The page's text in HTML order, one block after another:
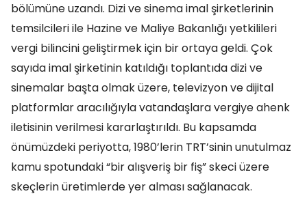
bölümüne uzandı. Dizi ve sinema imal şirketlerinin
temsilcileri ile Hazine ve Maliye Bakanlığı yetkilileri
vergi bilincini geliştirmek için bir ortaya geldi. Çok
sayıda imal şirketinin katıldığı toplantıda dizi ve
sinemalar başta olmak üzere, televizyon ve dijital
platformlar aracılığıyla vatandaşlara vergiye ahenk
iletisinin verilmesi kararlaştırıldı. Bu kapsamda
önümüzdeki periyotta, 1980’lerin TRT’sinin unutulmaz
kamu spotundaki “bir alışveriş bir fiş” skeci üzere
skeçlerin üretimlerde yer alması sağlanacak.